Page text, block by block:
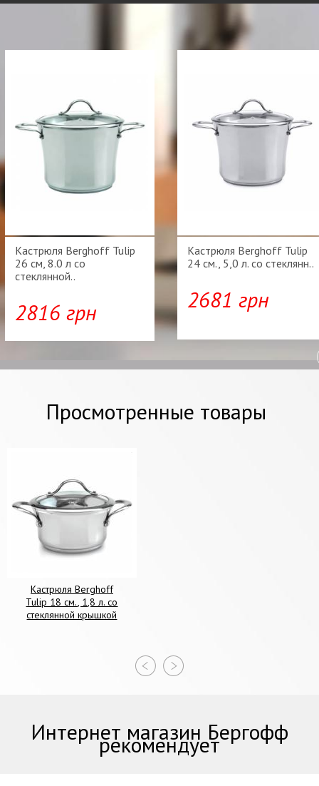
Кастрюля Berghoff Tulip
26 cм, 8.0 л со
стеклянной..
2816 грн
Кастрюля Berghoff Tulip
24 см., 5,0 л. со стеклянн..
2681 грн
Просмотренные товары
Кастрюля Berghoff
Tulip 18 см., 1,8 л. со
стеклянной крышкой
Интернет магазин Бергофф
рекомендует